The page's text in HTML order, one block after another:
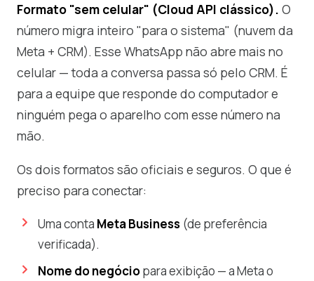
Formato "sem celular" (Cloud API clássico). O
número migra inteiro "para o sistema" (nuvem da
Meta + CRM). Esse WhatsApp não abre mais no
celular — toda a conversa passa só pelo CRM. É
para a equipe que responde do computador e
ninguém pega o aparelho com esse número na
mão.
Os dois formatos são oficiais e seguros. O que é
preciso para conectar:
Uma conta Meta Business (de preferência
verificada).
Nome do negóciopara exibição — a Meta o